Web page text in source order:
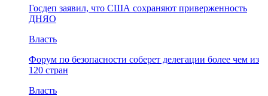
Госдеп заявил, что США сохраняют приверженность
ДНЯО
Власть
Форум по безопасности соберет делегации более чем из
120 стран
Власть